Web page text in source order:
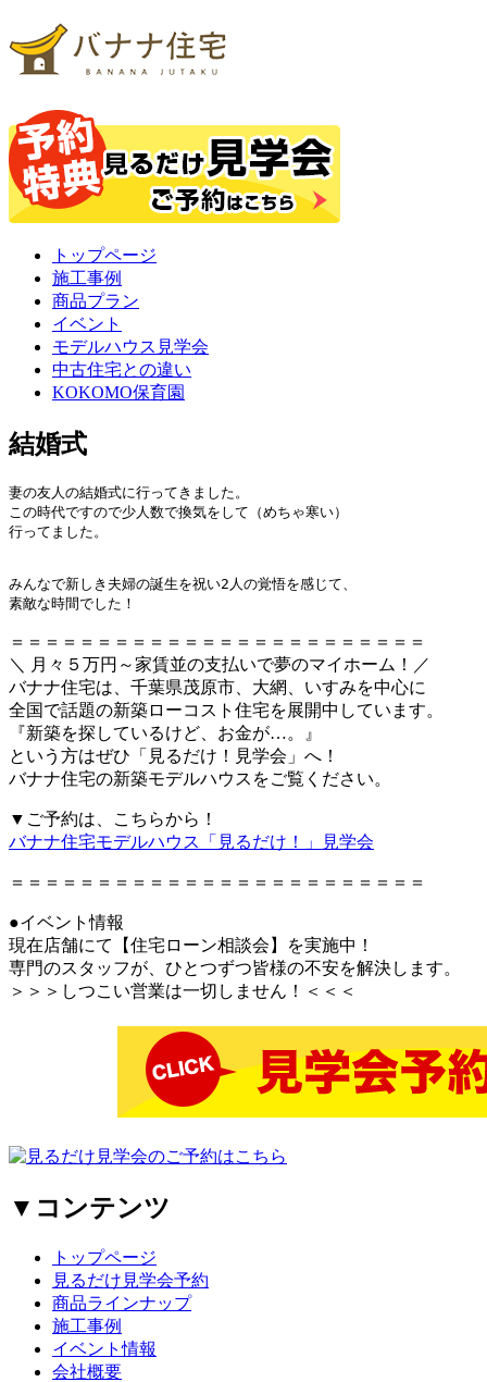
トップページ
施工事例
商品プラン
イベント
モデルハウス見学会
中古住宅との違い
KOKOMO保育園
結婚式
妻の友人の結婚式に行ってきました。
この時代ですので少人数で換気をして（めちゃ寒い）
行ってました。
みんなで新しき夫婦の誕生を祝い2人の覚悟を感じて、
素敵な時間でした！
＝＝＝＝＝＝＝＝＝＝＝＝＝＝＝＝＝＝＝＝＝＝＝＝
＼ 月々５万円～家賃並の支払いで夢のマイホーム！／
バナナ住宅は、千葉県茂原市、大網、いすみを中心に
全国で話題の新築ローコスト住宅を展開中しています。
『新築を探しているけど、お金が…。』
という方はぜひ「見るだけ！見学会」へ！
バナナ住宅の新築モデルハウスをご覧ください。
▼ご予約は、こちらから！
バナナ住宅モデルハウス「見るだけ！」見学会
＝＝＝＝＝＝＝＝＝＝＝＝＝＝＝＝＝＝＝＝＝＝＝＝
●イベント情報
現在店舗にて【住宅ローン相談会】を実施中！
専門のスタッフが、ひとつずつ皆様の不安を解決します。
＞＞＞しつこい営業は一切しません！＜＜＜
▼コンテンツ
トップページ
見るだけ見学会予約
商品ラインナップ
施工事例
イベント情報
会社概要